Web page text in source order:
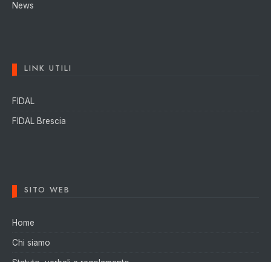
News
LINK UTILI
FIDAL
FIDAL Brescia
SITO WEB
Home
Chi siamo